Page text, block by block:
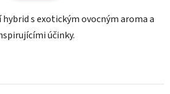
s exotickým ovocným aroma a
účinky.